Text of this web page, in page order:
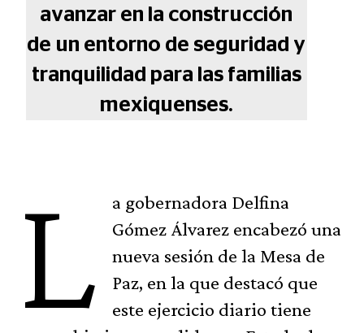
avanzar en la construcción
de un entorno de seguridad y
tranquilidad para las familias
mexiquenses.
L
a gobernadora Delfina
Gómez Álvarez encabezó una
nueva sesión de la Mesa de
Paz, en la que destacó que
este ejercicio diario tiene